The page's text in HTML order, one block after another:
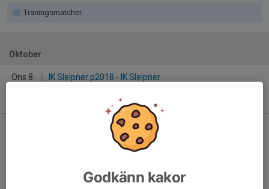
Träningsmatcher
Oktober
Ons 8
IK Sleipner p2018 - IK Sleipner
Godkänn kakor